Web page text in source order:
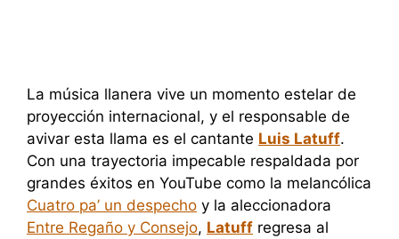
La música llanera vive un momento estelar de
proyección internacional, y el responsable de
avivar esta llama es el cantante Luis Latuff.
Con una trayectoria impecable respaldada por
grandes éxitos en YouTube como la melancólica
Cuatro pa’ un despecho y la aleccionadora
Entre Regaño y Consejo, Latuff regresa al